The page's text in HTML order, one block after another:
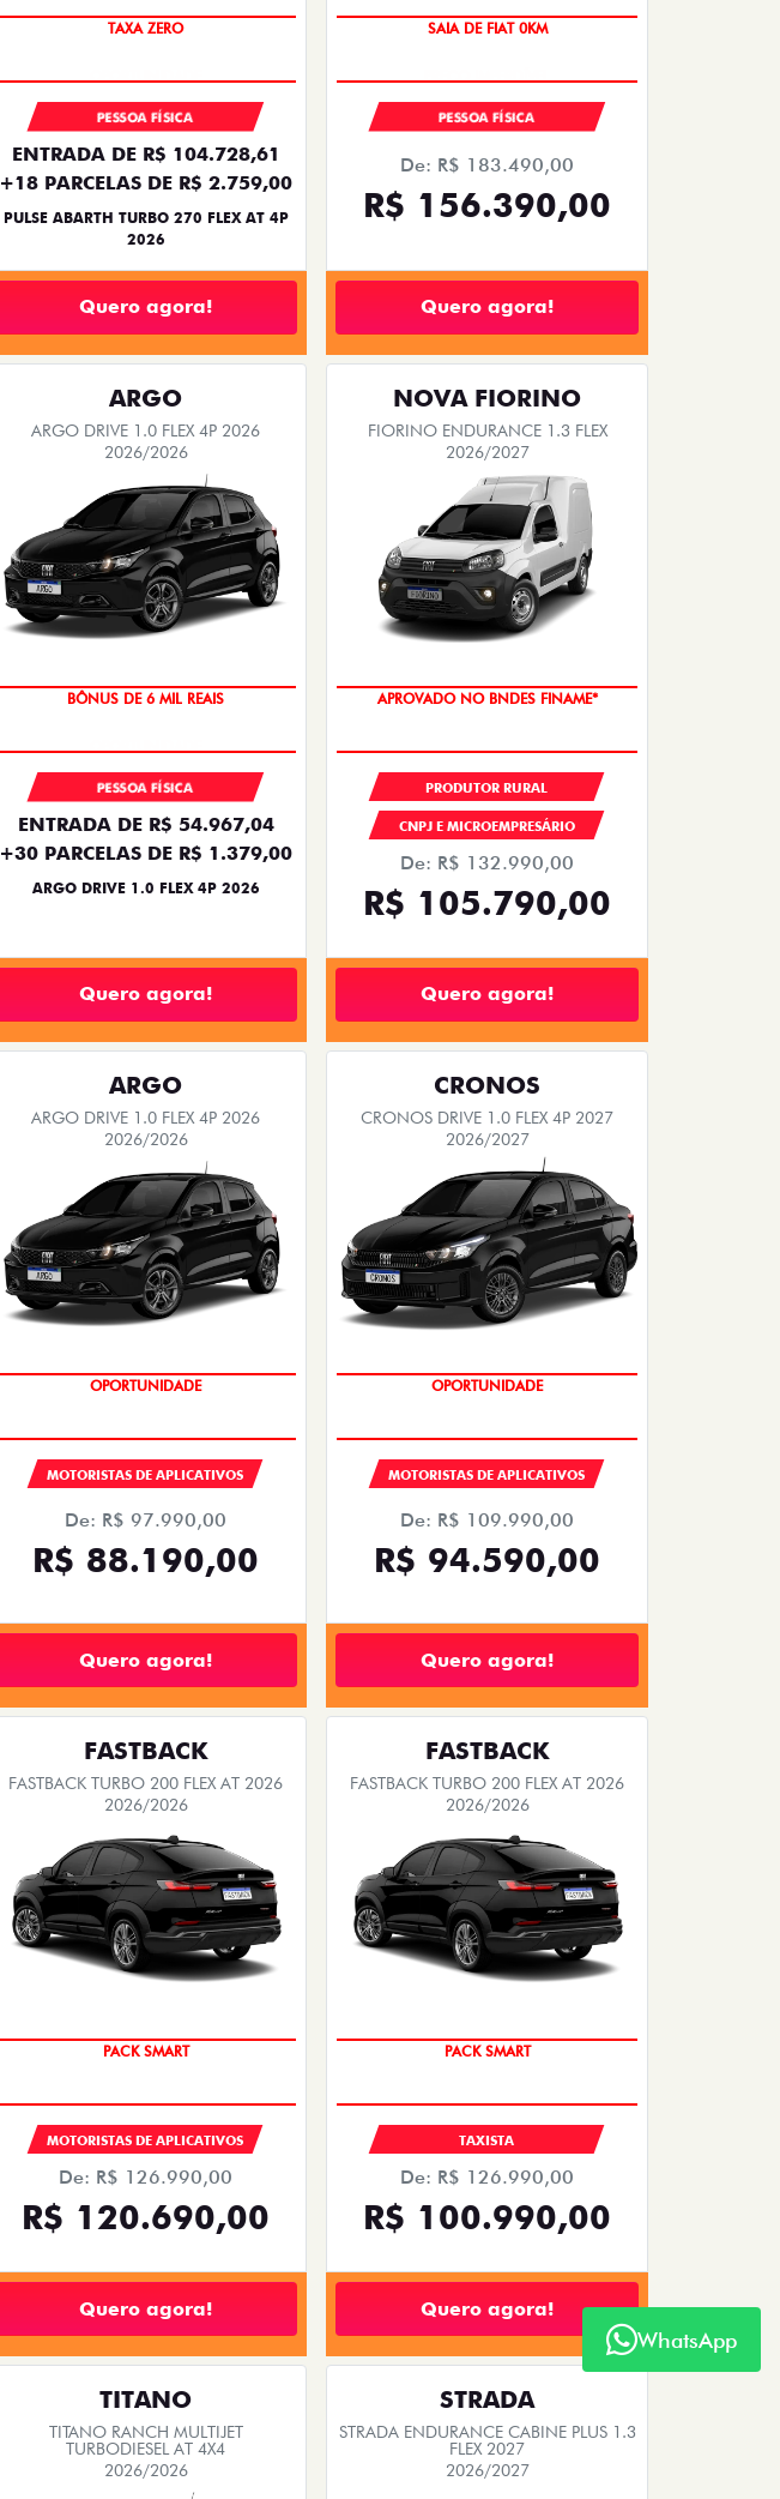
TAXA ZERO
PESSOA FÍSICA
ENTRADA DE R$ 104.728,61
+18 PARCELAS DE R$ 2.759,00
PULSE ABARTH TURBO 270 FLEX AT 4P
2026
Quero agora!
SAIA DE FIAT 0KM
PESSOA FÍSICA
De: R$ 183.490,00
R$ 156.390,00
Quero agora!
ARGO
ARGO DRIVE 1.0 FLEX 4P 2026
2026/2026
BÔNUS DE 6 MIL REAIS
PESSOA FÍSICA
ENTRADA DE R$ 54.967,04
+30 PARCELAS DE R$ 1.379,00
ARGO DRIVE 1.0 FLEX 4P 2026
Quero agora!
NOVA FIORINO
FIORINO ENDURANCE 1.3 FLEX
2026/2027
APROVADO NO BNDES FINAME*
PRODUTOR RURAL
CNPJ E MICROEMPRESÁRIO
De: R$ 132.990,00
R$ 105.790,00
Quero agora!
ARGO
ARGO DRIVE 1.0 FLEX 4P 2026
2026/2026
OPORTUNIDADE
MOTORISTAS DE APLICATIVOS
De: R$ 97.990,00
R$ 88.190,00
Quero agora!
CRONOS
CRONOS DRIVE 1.0 FLEX 4P 2027
2026/2027
OPORTUNIDADE
MOTORISTAS DE APLICATIVOS
De: R$ 109.990,00
R$ 94.590,00
Quero agora!
FASTBACK
FASTBACK TURBO 200 FLEX AT 2026
2026/2026
PACK SMART
MOTORISTAS DE APLICATIVOS
De: R$ 126.990,00
R$ 120.690,00
Quero agora!
FASTBACK
FASTBACK TURBO 200 FLEX AT 2026
2026/2026
PACK SMART
TAXISTA
De: R$ 126.990,00
R$ 100.990,00
Quero agora!
TITANO
TITANO RANCH MULTIJET
TURBODIESEL AT 4X4
2026/2026
STRADA
STRADA ENDURANCE CABINE PLUS 1.3
FLEX 2027
2026/2027
WhatsApp